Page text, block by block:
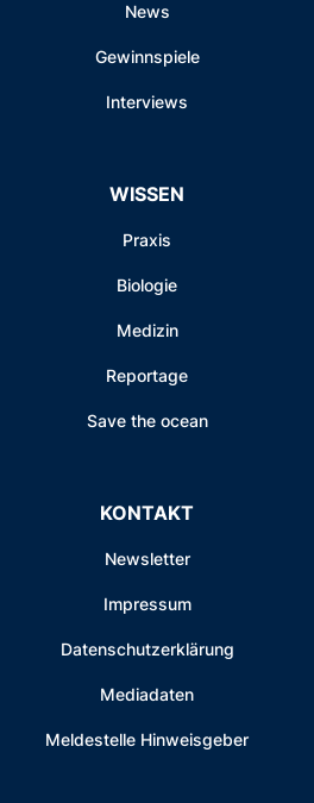
News
Gewinnspiele
Interviews
WISSEN
Praxis
Biologie
Medizin
Reportage
Save the ocean
KONTAKT
Newsletter
Impressum
Datenschutzerklärung
Mediadaten
Meldestelle Hinweisgeber